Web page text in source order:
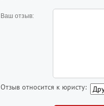
Ваш отзыв:
Отзыв относится к юристу: